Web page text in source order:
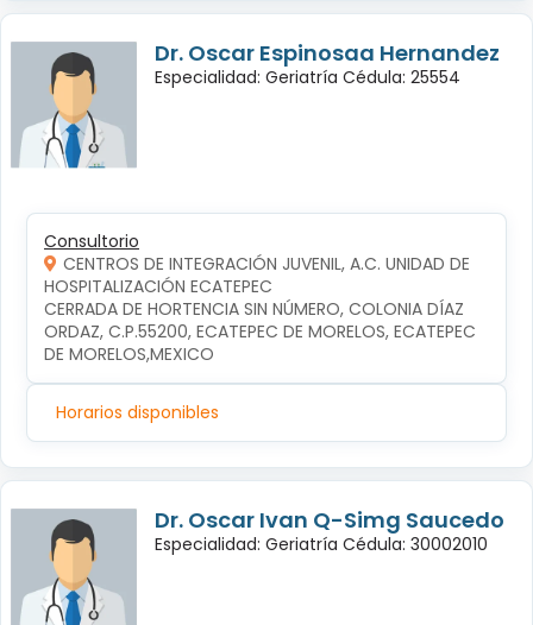
Dr. Oscar Espinosaa Hernandez
Especialidad: Geriatría Cédula: 25554
Consultorio
CENTROS DE INTEGRACIÓN JUVENIL, A.C. UNIDAD DE
HOSPITALIZACIÓN ECATEPEC
CERRADA DE HORTENCIA SIN NÚMERO, COLONIA DÍAZ
ORDAZ, C.P.55200, ECATEPEC DE MORELOS, ECATEPEC
DE MORELOS,MEXICO
Horarios disponibles
Dr. Oscar Ivan Q-Simg Saucedo
Especialidad: Geriatría Cédula: 30002010